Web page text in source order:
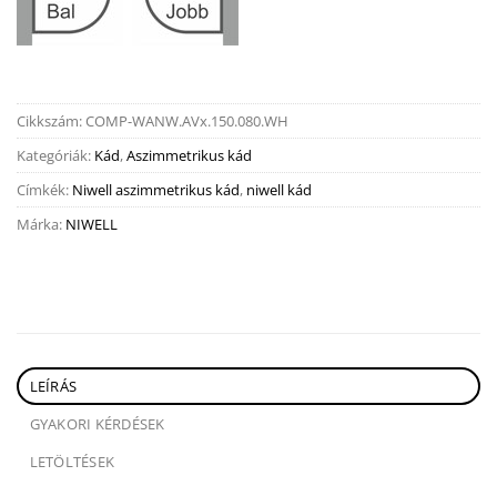
Cikkszám:COMP-WANW.AVx.150.080.WH
Kategóriák: Kád,Aszimmetrikus kád
Címkék: Niwell aszimmetrikus kád, niwell kád
Márka: NIWELL
LEÍRÁS
GYAKORI KÉRDÉSEK
LETÖLTÉSEK